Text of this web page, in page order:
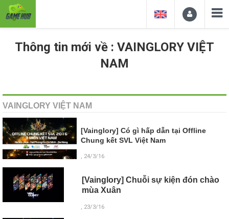
Thông tin mới về : VAINGLORY VIỆT
NAM
VAINGLORY VIỆT NAM
[Vainglory] Có gì hấp dẫn tại Offline
Chung kết SVL Việt Nam
, 24/3/16
[Vainglory] Chuỗi sự kiện đón chào
mùa Xuân
, 23/3/16